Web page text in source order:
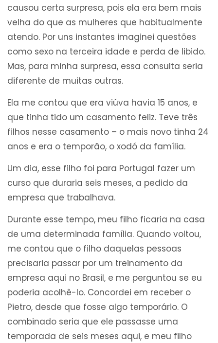
causou certa surpresa, pois ela era bem mais
velha do que as mulheres que habitualmente
atendo. Por uns instantes imaginei questões
como sexo na terceira idade e perda de libido.
Mas, para minha surpresa, essa consulta seria
diferente de muitas outras.
Ela me contou que era viúva havia 15 anos, e
que tinha tido um casamento feliz. Teve três
filhos nesse casamento – o mais novo tinha 24
anos e era o temporão, o xodó da família.
Um dia, esse filho foi para Portugal fazer um
curso que duraria seis meses, a pedido da
empresa que trabalhava.
Durante esse tempo, meu filho ficaria na casa
de uma determinada família. Quando voltou,
me contou que o filho daquelas pessoas
precisaria passar por um treinamento da
empresa aqui no Brasil, e me perguntou se eu
poderia acolhê-lo. Concordei em receber o
Pietro, desde que fosse algo temporário. O
combinado seria que ele passasse uma
temporada de seis meses aqui, e meu filho